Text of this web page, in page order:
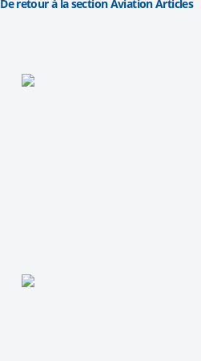
De retour à la section Aviation Articles